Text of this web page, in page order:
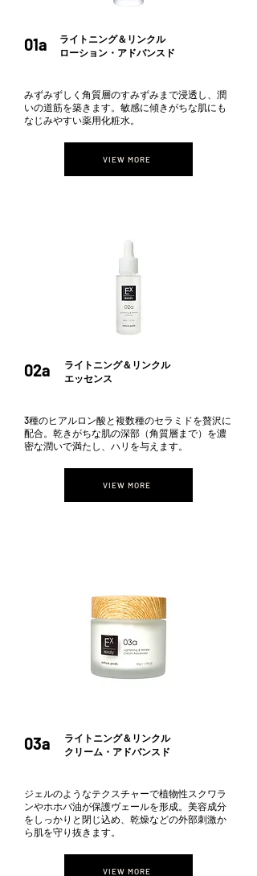
01a
​ライトニング＆リンクル
​ローション・アドバンスド
みずみずしく角質層のすみずみまで浸透し、潤
いの道筋を築きます。敏感に傾きがちな肌にも
なじみやすい薬用化粧水。
VIEW MORE
02a
​ライトニング＆リンクル
エッセンス
3種のヒアルロン酸と複数種のセラミドを贅沢に
配合。乾きがちな肌の深部（角質層まで）を濃
密な潤いで満たし、ハリを与えます。
VIEW MORE
03a
​ライトニング＆リンクル
​クリーム・アドバンスド
ジェルのようなテクスチャーで植物性スクワラ
ンやホホバ油が保護ヴェールを形成。美容成分
をしっかりと閉じ込め、乾燥などの外部刺激か
ら肌を守り抜きます。
VIEW MORE